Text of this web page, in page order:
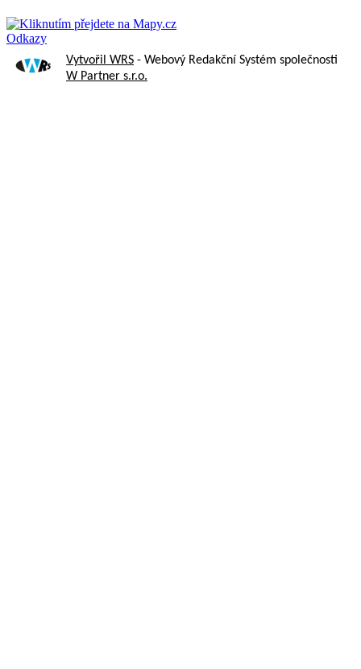
Odkazy
Vytvořil WRS - Webový Redakční Systém společnosti
W Partner s.r.o.